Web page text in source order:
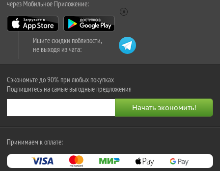
через Мобильное Приложение:
Ищите скидки поблизости,
не выходя из чата:
Сэкономьте до 90% при любых покупках
Подпишитесь на самые выгодные предложения
Принимаем к оплате: